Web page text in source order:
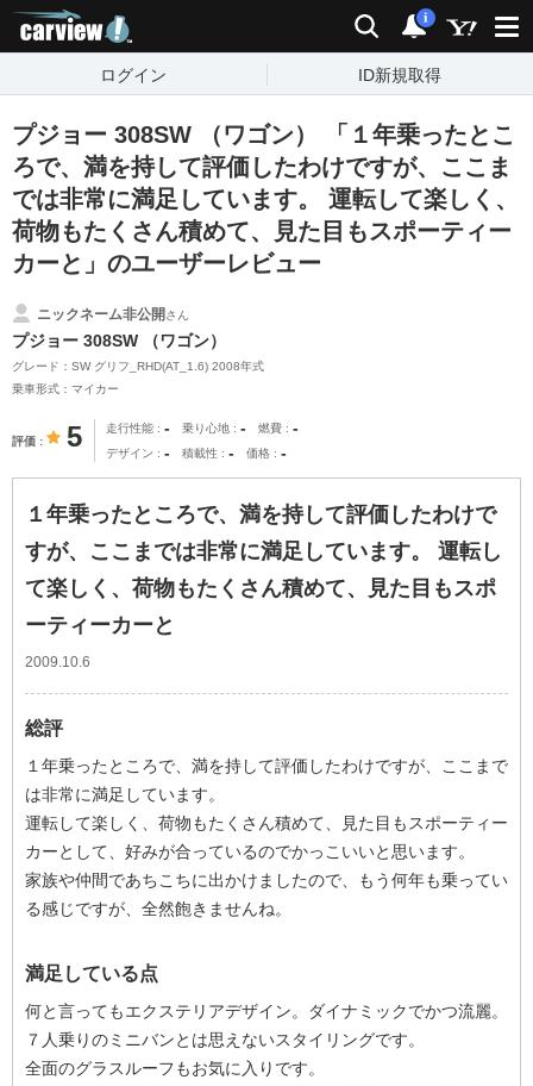
検索 通知
i
ログイン ID新規取得
プジョー 308SW （ワゴン） 「１年乗ったとこ
ろで、満を持して評価したわけですが、ここま
では非常に満足しています。 運転して楽しく、
荷物もたくさん積めて、見た目もスポーティー
カーと」のユーザーレビュー
ニックネーム非公開さん
プジョー 308SW （ワゴン）
グレード：SW グリフ_RHD(AT_1.6) 2008年式
乗車形式：マイカー
評価 5 走行性能 - 乗り心地 - 燃費 -
デザイン - 積載性 - 価格 -
１年乗ったところで、満を持して評価したわけで
すが、ここまでは非常に満足しています。 運転し
て楽しく、荷物もたくさん積めて、見た目もスポ
ーティーカーと
2009.10.6
総評
１年乗ったところで、満を持して評価したわけですが、ここまで
は非常に満足しています。
運転して楽しく、荷物もたくさん積めて、見た目もスポーティー
カーとして、好みが合っているのでかっこいいと思います。
家族や仲間であちこちに出かけましたので、もう何年も乗ってい
る感じですが、全然飽きませんね。
満足している点
何と言ってもエクステリアデザイン。ダイナミックでかつ流麗。
７人乗りのミニバンとは思えないスタイリングです。
全面のグラスルーフもお気に入りです。